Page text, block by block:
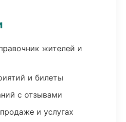
жителей и
и билеты
с отзывами
и услугах